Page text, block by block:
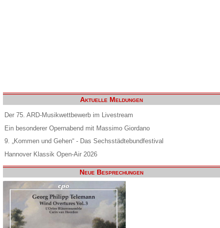
Aktuelle Meldungen
Der 75. ARD-Musikwettbewerb im Livestream
Ein besonderer Opernabend mit Massimo Giordano
9. „Kommen und Gehen“ - Das Sechsstädtebundfestival
Hannover Klassik Open-Air 2026
Neue Besprechungen